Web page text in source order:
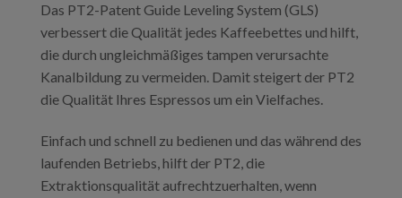
Das PT2-Patent Guide Leveling System (GLS)
verbessert die Qualität jedes Kaffeebettes und hilft,
die durch ungleichmäßiges tampen verursachte
Kanalbildung zu vermeiden. Damit steigert der PT2
die Qualität Ihres Espressos um ein Vielfaches.
Einfach und schnell zu bedienen und das während des
laufenden Betriebs, hilft der PT2, die
Extraktionsqualität aufrechtzuerhalten, wenn